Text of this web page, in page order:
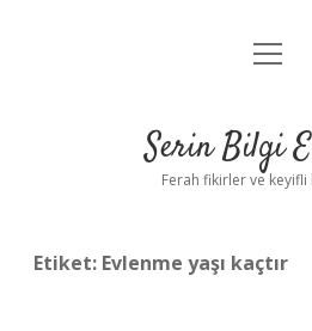
Anasayfa
Yasal
menüyü
Serin Bilgi
Ferah fikirler ve keyifli
Etiket: Evlenme yaşı kaçtır